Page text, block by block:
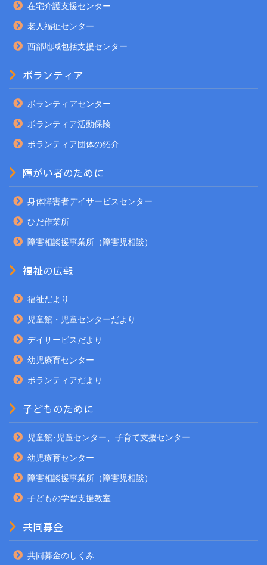
在宅介護支援センター
老人福祉センター
西部地域包括支援センター
ボランティア
ボランティアセンター
ボランティア活動保険
ボランティア団体の紹介
障がい者のために
身体障害者デイサービスセンター
ひだ作業所
障害相談援事業所（障害児相談）
福祉の広報
福祉だより
児童館・児童センターだより
デイサービスだより
幼児療育センター
ボランティアだより
子どものために
児童館･児童センター、子育て支援センター
幼児療育センター
障害相談援事業所（障害児相談）
子どもの学習支援教室
共同募金
共同募金のしくみ